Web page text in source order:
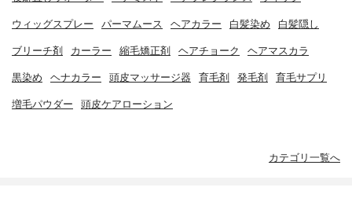
ウィッグスプレー パーマムース ヘアカラー 白髪染め 白髪隠し
ブリーチ剤 カーラー 縮毛矯正剤 ヘアチョーク ヘアマスカラ
黒染め ヘナカラー 頭皮マッサージ器 育毛剤 発毛剤 育毛サプリ
増毛パウダー 頭皮ケアローション
カテゴリ一覧へ